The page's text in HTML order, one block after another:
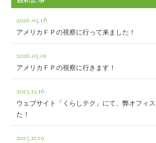
2026.05.18
アメリカＦＰの視察に行って来ました！
2026.05.01
アメリカＦＰの視察に行きます！
2025.12.16
ウェブサイト「くらしテク」にて、弊オフィ
た！
2025.11.19